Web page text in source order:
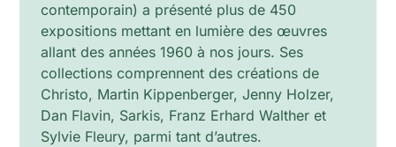
contemporain) a présenté plus de 450
expositions mettant en lumière des œuvres
allant des années 1960 à nos jours. Ses
collections comprennent des créations de
Christo, Martin Kippenberger, Jenny Holzer,
Dan Flavin, Sarkis, Franz Erhard Walther et
Sylvie Fleury, parmi tant d’autres.